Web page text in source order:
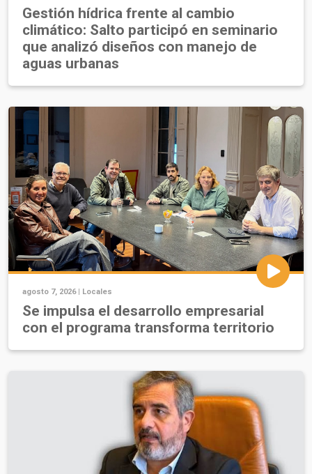
Gestión hídrica frente al cambio
climático: Salto participó en seminario
que analizó diseños con manejo de
aguas urbanas
agosto 7, 2026 | Locales
Se impulsa el desarrollo empresarial
con el programa transforma territorio